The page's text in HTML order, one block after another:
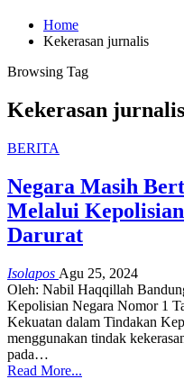
Home
Kekerasan jurnalis
Browsing Tag
Kekerasan jurnalis
BERITA
Negara Masih
Melalui
Darurat
Isolapos Agu 25, 2024
Oleh: Nabil Haqqillah
Kepolisian Negara Nomor 1
Kekuatan dalam Tindakan
menggunakan tindak
pada…
Read More...